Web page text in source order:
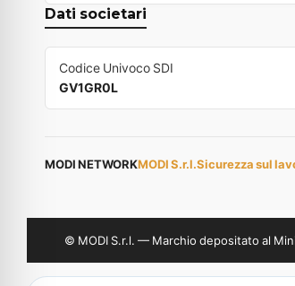
Dati societari
Codice Univoco SDI
GV1GR0L
MODI NETWORKMODI S.r.l.Sicurezza sul
© MODI S.r.l. — Marchio depositato al